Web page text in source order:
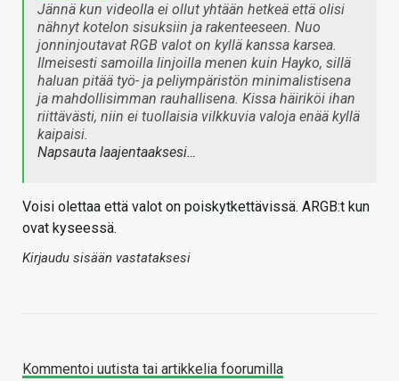
Jännä kun videolla ei ollut yhtään hetkeä että olisi
nähnyt kotelon sisuksiin ja rakenteeseen. Nuo
jonninjoutavat RGB valot on kyllä kanssa karsea.
Ilmeisesti samoilla linjoilla menen kuin Hayko, sillä
haluan pitää työ- ja peliympäristön minimalistisena
ja mahdollisimman rauhallisena. Kissa häiriköi ihan
riittävästi, niin ei tuollaisia vilkkuvia valoja enää kyllä
kaipaisi.
Napsauta laajentaaksesi…
Voisi olettaa että valot on poiskytkettävissä. ARGB:t kun
ovat kyseessä.
Kirjaudu sisään vastataksesi
Kommentoi uutista tai artikkelia foorumilla